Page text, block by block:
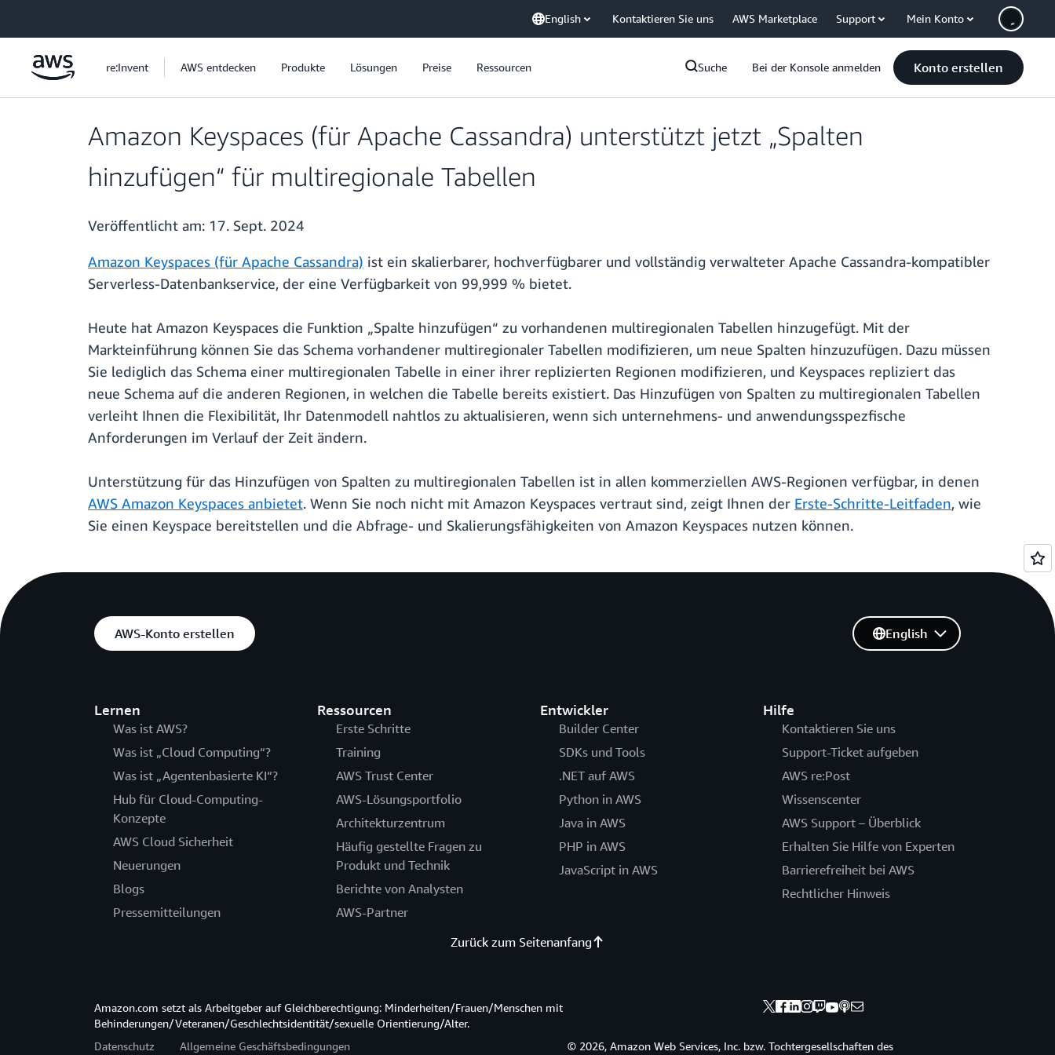
English Kontaktieren Sie uns AWS Marketplace Support Mein Konto
re:Invent AWS entdecken Produkte Lösungen Preise Ressourcen Suche Bei der Konsole anmelden Konto erstellen
Amazon Keyspaces (für Apache Cassandra) unterstützt jetzt „Spalten
hinzufügen“ für multiregionale Tabellen
Veröffentlicht am: 17. Sept. 2024
Amazon Keyspaces (für Apache Cassandra) ist ein skalierbarer, hochverfügbarer und vollständig verwalteter Apache Cassandra-kompatibler
Serverless-Datenbankservice, der eine Verfügbarkeit von 99,999 % bietet.
Heute hat Amazon Keyspaces die Funktion „Spalte hinzufügen“ zu vorhandenen multiregionalen Tabellen hinzugefügt. Mit der
Markteinführung können Sie das Schema vorhandener multiregionaler Tabellen modifizieren, um neue Spalten hinzuzufügen. Dazu müssen
Sie lediglich das Schema einer multiregionalen Tabelle in einer ihrer replizierten Regionen modifizieren, und Keyspaces repliziert das
neue Schema auf die anderen Regionen, in welchen die Tabelle bereits existiert. Das Hinzufügen von Spalten zu multiregionalen Tabellen
verleiht Ihnen die Flexibilität, Ihr Datenmodell nahtlos zu aktualisieren, wenn sich unternehmens- und anwendungsspezfische
Anforderungen im Verlauf der Zeit ändern.
Unterstützung für das Hinzufügen von Spalten zu multiregionalen Tabellen ist in allen kommerziellen AWS-Regionen verfügbar, in denen
AWS Amazon Keyspaces anbietet. Wenn Sie noch nicht mit Amazon Keyspaces vertraut sind, zeigt Ihnen der Erste-Schritte-Leitfaden, wie
Sie einen Keyspace bereitstellen und die Abfrage- und Skalierungsfähigkeiten von Amazon Keyspaces nutzen können.
AWS-Konto erstellen
Lernen
Was ist AWS?
Was ist „Cloud Computing“?
Was ist „Agentenbasierte KI“?
Hub für Cloud-Computing-
Konzepte
AWS Cloud Sicherheit
Neuerungen
Blogs
Pressemitteilungen
Ressourcen
Erste Schritte
Training
AWS Trust Center
AWS-Lösungsportfolio
Architekturzentrum
Häufig gestellte Fragen zu
Produkt und Technik
Berichte von Analysten
AWS-Partner
Entwickler
Builder Center
SDKs und Tools
.NET auf AWS
Python in AWS
Java in AWS
PHP in AWS
JavaScript in AWS
Hilfe
Kontaktieren Sie uns
Support-Ticket aufgeben
AWS re:Post
Wissenscenter
AWS Support – Überblick
Erhalten Sie Hilfe von Experten
Barrierefreiheit bei AWS
Rechtlicher Hinweis
English
Zurück zum Seitenanfang
Amazon.com setzt als Arbeitgeber auf Gleichberechtigung: Minderheiten/Frauen/Menschen mit
Behinderungen/Veteranen/Geschlechtsidentität/sexuelle Orientierung/Alter.
Datenschutz
Allgemeine Geschäftsbedingungen © 2026, Amazon Web Services, Inc. bzw. Tochtergesellschaften des